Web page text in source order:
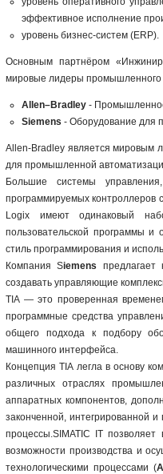
эффективное исполнение
уровень бизнес-систем (ERP).
Основным партнёром
мировые лидеры промышленного
Allen–Bradley -
Siemens - Оборудование для
Allen-Bradley является мировым
для промышленной
Большие системы
программируемых контроллеров
Logix имеют одинаковый
пользовательской программы и
стиль программирования и
Компания Siemens
предлагает
создавать управляющие
TIA — это проверенная
программные средства
общего подхода к подбору
машинного интерфейса.
Концепция TIA легла в основу
различных отраслях
аппаратных компонентов,
законченной, интегрированной
процессы.SIMATIC IT
возможности производства и
технологическими процессами (